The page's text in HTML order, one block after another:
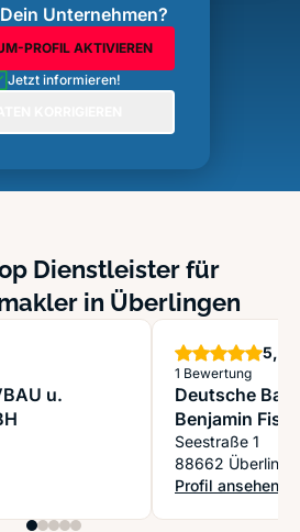
Unternehmen?
PROFIL AKTIVIEREN
Jetzt informieren!
Dienstleister für
in Überlingen
u.
u. IMMOBILIEN GMBH
5,0
1 Bewertung
Deutsche
Benjamin
Seestraße 1
88662
Profil ansehen
: Deutsche